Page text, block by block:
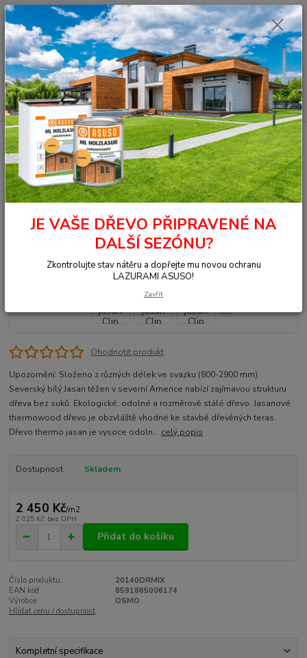
Menu
Hledat
+420 377 441 961 0ks
za 0,00 Kč
Úvod TERASY Terasy THERMO
Thermo jasan Clip drážkovaný
20x140x800-2900 MIX napadajících délek
Thermo jasan Clip drážkovaný
20x140x800-2900 MIX
napadajících délek
Ohodnotit produkt
Upozornění: Složeno z různých délek ve svazku (800-2900 mm).
Severský bílý Jasan těžen v severní Americe nabízí zajímavou strukturu
dřeva bez suků. Ekologické, odolné a rozměrově stálé dřevo. Jasanové
thermowood dřevo je obzvláště vhodné ke stavbě dřevěných teras.
Dřevo thermo jasan je vysoce odoln... celý popis
Dostupnost Skladem
2 450 Kč/m2
2 025 Kč bez DPH
Přidat do košíku
Číslo produktu:
20140DRMIX
EAN kód:
8591865006174
Výrobce:
OSMO
Hlídat cenu / dostupnost
Kompletní specifikace
JE VAŠE DŘEVO PŘIPRAVENÉ NA
DALŠÍ SEZÓNU?
Zkontrolujte stav nátěru a dopřejte mu novou ochranu
LAZURAMI ASUSO!
Zavřít